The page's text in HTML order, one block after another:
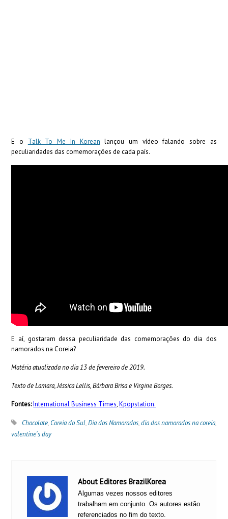
E o Talk To Me In Korean lançou um vídeo falando sobre as
peculiaridades das comemorações de cada país.
E aí, gostaram dessa peculiaridade das comemorações do dia dos
namorados na Coreia?
Matéria atualizada no dia 13 de fevereiro de 2019.
Texto de Lamara, Jéssica Lellis, Bárbara Brisa e Virgine Borges.
Fontes:International Business Times,Kpopstation.
Chocolate, Coreia do Sul,Dia dos Namorados,dia dos namorados na coreia,
valentine's day
About Editores BrazilKorea
Algumas vezes nossos editores
trabalham em conjunto. Os autores estão
referenciados no fim do texto.